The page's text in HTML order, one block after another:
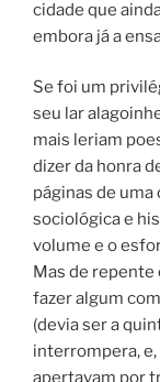
cidade que
embora já a
Se foi um
seu lar
mais leriam
dizer da honra
páginas de
sociológica e
volume e o
Mas de repente
fazer algum
(devia ser a
interrompera, e,
apertavam por